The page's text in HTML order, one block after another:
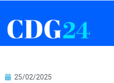
25/02/2025